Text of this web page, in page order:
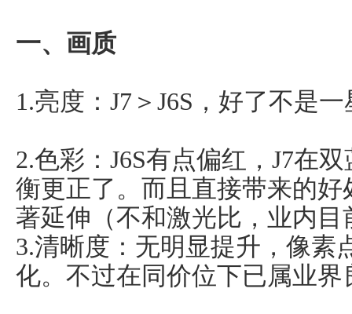
一、画质
1.亮度：J7＞J6S，好了不是
2.色彩：J6S有点偏红，J7在
衡更正了。而且直接带来的
著延伸（不和激光比，业内
3.清晰度：无明显提升，像素
化。不过在同价位下已属业界